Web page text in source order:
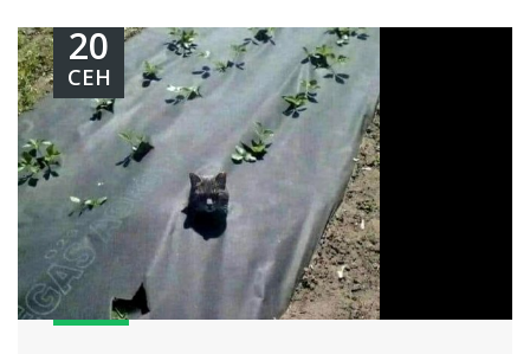
20
СЕН